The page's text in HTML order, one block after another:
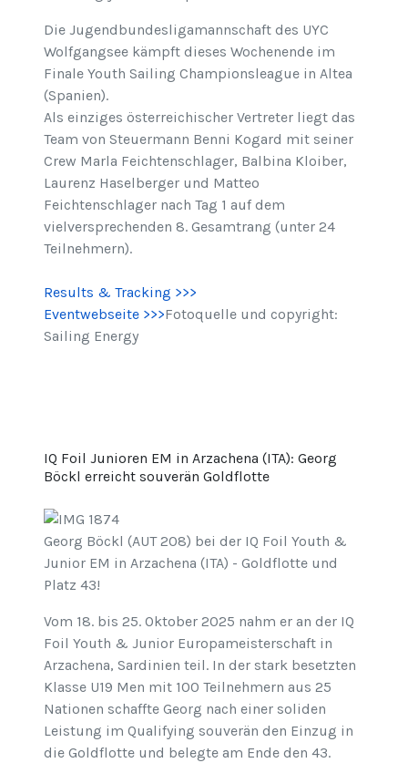
Die Jugendbundesligamannschaft des UYC
Wolfgangsee kämpft dieses Wochenende im
Finale Youth Sailing Championsleague in Altea
(Spanien).
Als einziges österreichischer Vertreter liegt das
Team von Steuermann Benni Kogard mit seiner
Crew Marla Feichtenschlager, Balbina Kloiber,
Laurenz Haselberger und Matteo
Feichtenschlager nach Tag 1 auf dem
vielversprechenden 8. Gesamtrang (unter 24
Teilnehmern).
Results & Tracking >>>
Eventwebseite >>>Fotoquelle und copyright:
Sailing Energy
IQ Foil Junioren EM in Arzachena (ITA): Georg
Böckl erreicht souverän Goldflotte
Georg Böckl (AUT 208) bei der IQ Foil Youth &
Junior EM in Arzachena (ITA) - Goldflotte und
Platz 43!
Vom 18. bis 25. Oktober 2025 nahm er an der IQ
Foil Youth & Junior Europameisterschaft in
Arzachena, Sardinien teil. In der stark besetzten
Klasse U19 Men mit 100 Teilnehmern aus 25
Nationen schaffte Georg nach einer soliden
Leistung im Qualifying souverän den Einzug in
die Goldflotte und belegte am Ende den 43.